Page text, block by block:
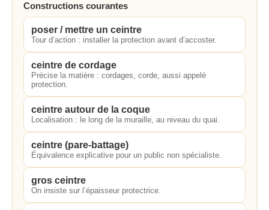
Constructions courantes
poser / mettre un ceintre
Tour d’action : installer la protection avant d’accoster.
ceintre de cordage
Précise la matière : cordages, corde, aussi appelé
protection.
ceintre autour de la coque
Localisation : le long de la muraille, au niveau du quai.
ceintre (pare-battage)
Équivalence explicative pour un public non spécialiste.
gros ceintre
On insiste sur l’épaisseur protectrice.